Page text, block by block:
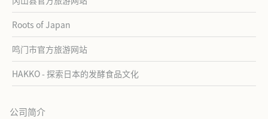
Roots of Japan
鸣门市官方旅游网站
HAKKO - 探索日本的发酵食品文化
公司简介